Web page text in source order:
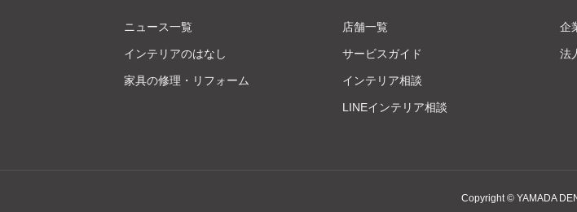
ニュース一覧
インテリアのはなし
家具の修理・リフォーム
店舗一覧
サービスガイド
インテリア相談
LINEインテリア相談
企
法
Copyright © YAMADA